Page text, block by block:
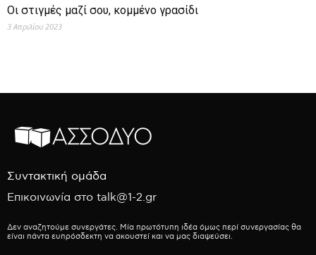
Οι στιγμές μαζί σου, κομμένο γρασίδι
3 Απριλίου 2023
Συντακτική ομάδα
Επικοινωνία στο talk@1-2.gr
Δεν αναζητούμε συνεργάτες. Μία πρωτότυπη ιδέα όμως περί συνεργασίας θα
είναι πάντα ευπρόσδεκτη να ακουστεί και να μας διαψεύσει.